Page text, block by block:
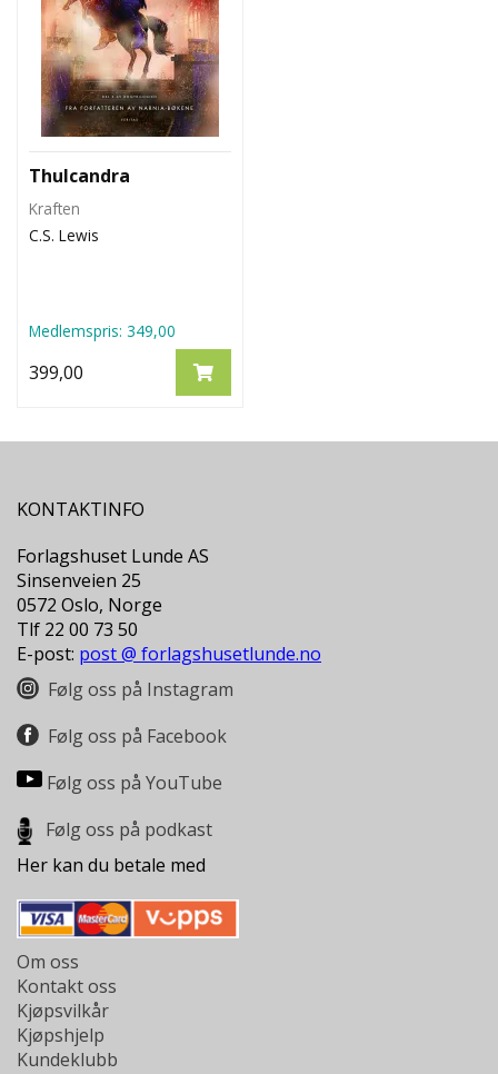
Thulcandra
Kraften
C.S. Lewis
Medlemspris: 349,00
399,00
KONTAKTINFO
Forlagshuset Lunde AS
Sinsenveien 25
0572 Oslo, Norge
Tlf 22 00 73 50
E-post: post @ forlagshusetlunde.no
Følg oss på Instagram
Følg oss på Facebook
Følg oss på YouTube
Følg oss på podkast
Her kan du betale med
Om oss
Kontakt oss
Kjøpsvilkår
Kjøpshjelp
Kundeklubb